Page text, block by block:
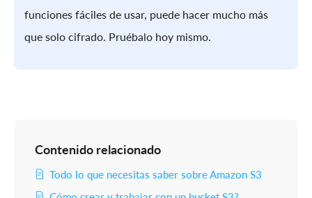
funciones fáciles de usar, puede hacer mucho más
que solo cifrado. Pruébalo hoy mismo.
Contenido relacionado
Todo lo que necesitas saber sobre Amazon S3